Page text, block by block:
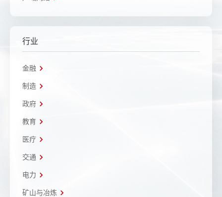
行业
金融
制造
政府
教育
医疗
交通
电力
矿山与冶炼